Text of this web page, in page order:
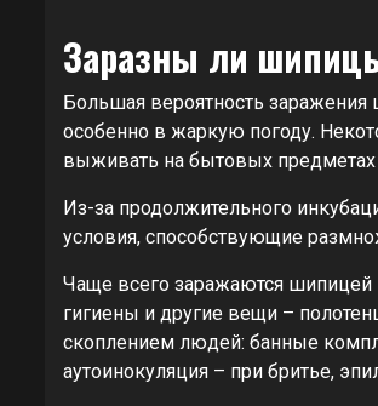
Заразны ли
Большая вероятность
особенно в жаркую погоду.
выживать на бытовых предметах
Из-за продолжительного
условия, способствующие
Чаще всего заражаются
гигиены и другие вещи –
скоплением людей: банные
аутоинокуляция – при бритье,